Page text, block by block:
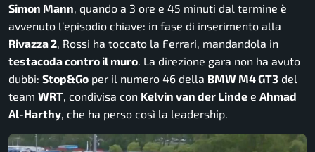
Simon Mann , quando a 3 ore e 45 minuti dal termine è
avvenuto l’episodio chiave: in fase di inserimento alla
Rivazza 2 , Rossi ha toccato la Ferrari, mandandola in
testacoda contro il muro . La direzione gara non ha avuto
dubbi: Stop&Go per il numero 46 della BMW M4 GT3 del
team WRT , condivisa con Kelvin van der Linde e Ahmad
Al-Harthy , che ha perso così la leadership.